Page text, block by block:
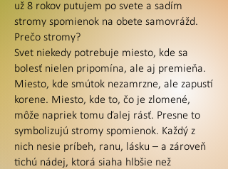
už 8 rokov putujem po svete a sadím
stromy spomienok na obete samovrážd.
Prečo stromy?
Svet niekedy potrebuje miesto, kde sa
bolesť nielen pripomína, ale aj premieňa.
Miesto, kde smútok nezamrzne, ale zapustí
korene. Miesto, kde to, čo je zlomené,
môže napriek tomu ďalej rásť. Presne to
symbolizujú stromy spomienok. Každý z
nich nesie príbeh, ranu, lásku – a zároveň
tichú nádej, ktorá siaha hlbšie než